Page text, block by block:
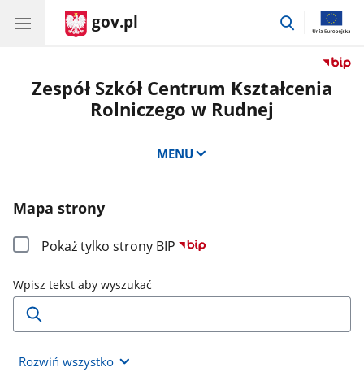
gov.pl
przejdź
Zespół Szkół Centrum Kształcenia
Rolniczego w Rudnej
MENU
Mapa strony
Pokaż tylko strony BIP
Wpisz tekst aby wyszukać
Rozwiń wszystko